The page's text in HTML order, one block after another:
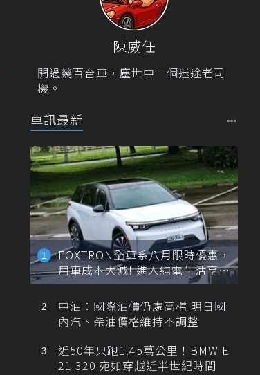
陳威任
開過幾百台車，塵世中一個迷途老司
機。
車訊最新
FOXTRON全車系八月限時優惠，
用車成本大減! 進入純電生活享
「零稅金＋零保養」新時代
中油：國際油價仍處高檔 明日國
內汽、柴油價格維持不調整
近50年只跑1.45萬公里！BMW E
21 320i宛如穿越近半世紀時間